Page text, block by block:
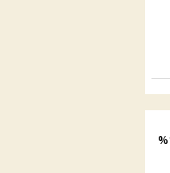
2026.. عائد يصل إلى 19.50%